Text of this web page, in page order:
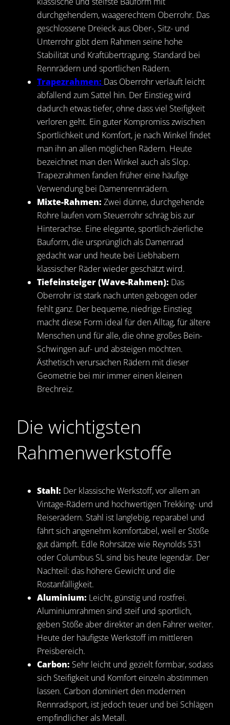
durchgehendem, waagerechtem Oberrohr. Das
geschlossene Dreieck aus Ober-, Sitz- und
Unterrohr gibt dem Rahmen seine hohe
Stabilität und Kraftübertragung. Standard bei
Rennrädern und sportlichen Rädern.
Trapezrahmen: Das Oberrohr verläuft leicht
abfallend zum Sattel hin. Der Einstieg wird
dadurch etwas tiefer, ohne dass viel Steifigkeit
verloren geht. Ein guter Kompromiss zwischen
Sportlichkeit und Komfort, je nach Winkel findet
man ihn an allen möglichen Rädern. Heute
bezeichnet man den Winkel auch als Slop.
Trapezrahmen fanden früher eine häufige
Verwendung bei Damenrennrädern.
Mixte-Rahmen: Zwei dünne, durchgehende
Rohre laufen vom Steuerrohr schräg bis zur
Hinterachse. Eine elegante, sportlich-zierliche
Bauform, die ursprünglich als Damenrad
gedacht war und heute bei Liebhabern
klassischer Räder wieder geschätzt wird.
Tiefeinsteiger (Wave-Rahmen): Das
Oberrohr ist stark nach unten gebogen oder
fehlt ganz. Der bequeme, niedrige Einstieg
macht diese Form ideal für den Alltag, für ältere
Menschen und für alle, die ohne großes Bein-
Schwingen auf- und absteigen möchten.
Ästhetisch verursachen Rädern mit dieser
Geometrie bei mir immer einen kleinen
Brechreiz.
Die wichtigsten
Rahmenwerkstoffe
Stahl: Der klassische Werkstoff, vor allem an
Vintage-Rädern und hochwertigen Trekking- und
Reiserädern. Stahl ist langlebig, reparabel und
fährt sich angenehm komfortabel, weil er Stöße
gut dämpft. Edle Rohrsätze wie Reynolds 531
oder Columbus SL sind bis heute legendär. Der
Nachteil: das höhere Gewicht und die
Rostanfälligkeit.
Aluminium: Leicht, günstig und rostfrei.
Aluminiumrahmen sind steif und sportlich,
geben Stöße aber direkter an den Fahrer weiter.
Heute der häufigste Werkstoff im mittleren
Preisbereich.
Carbon: Sehr leicht und gezielt formbar, sodass
sich Steifigkeit und Komfort einzeln abstimmen
lassen. Carbon dominiert den modernen
Rennradsport, ist jedoch teuer und bei Schlägen
empfindlicher als Metall.